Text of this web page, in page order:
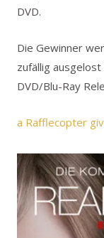
DVD.
Die Gewinner
zufällig
DVD/Blu-Ray
a Rafflecopter